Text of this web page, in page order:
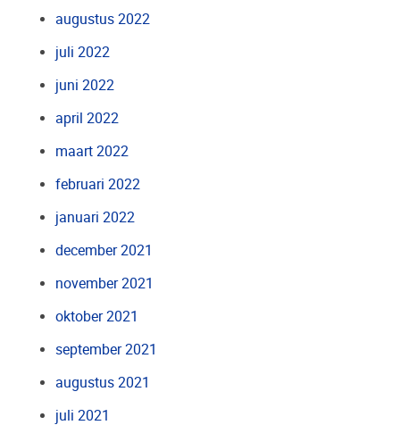
augustus 2022
juli 2022
juni 2022
april 2022
maart 2022
februari 2022
januari 2022
december 2021
november 2021
oktober 2021
september 2021
augustus 2021
juli 2021